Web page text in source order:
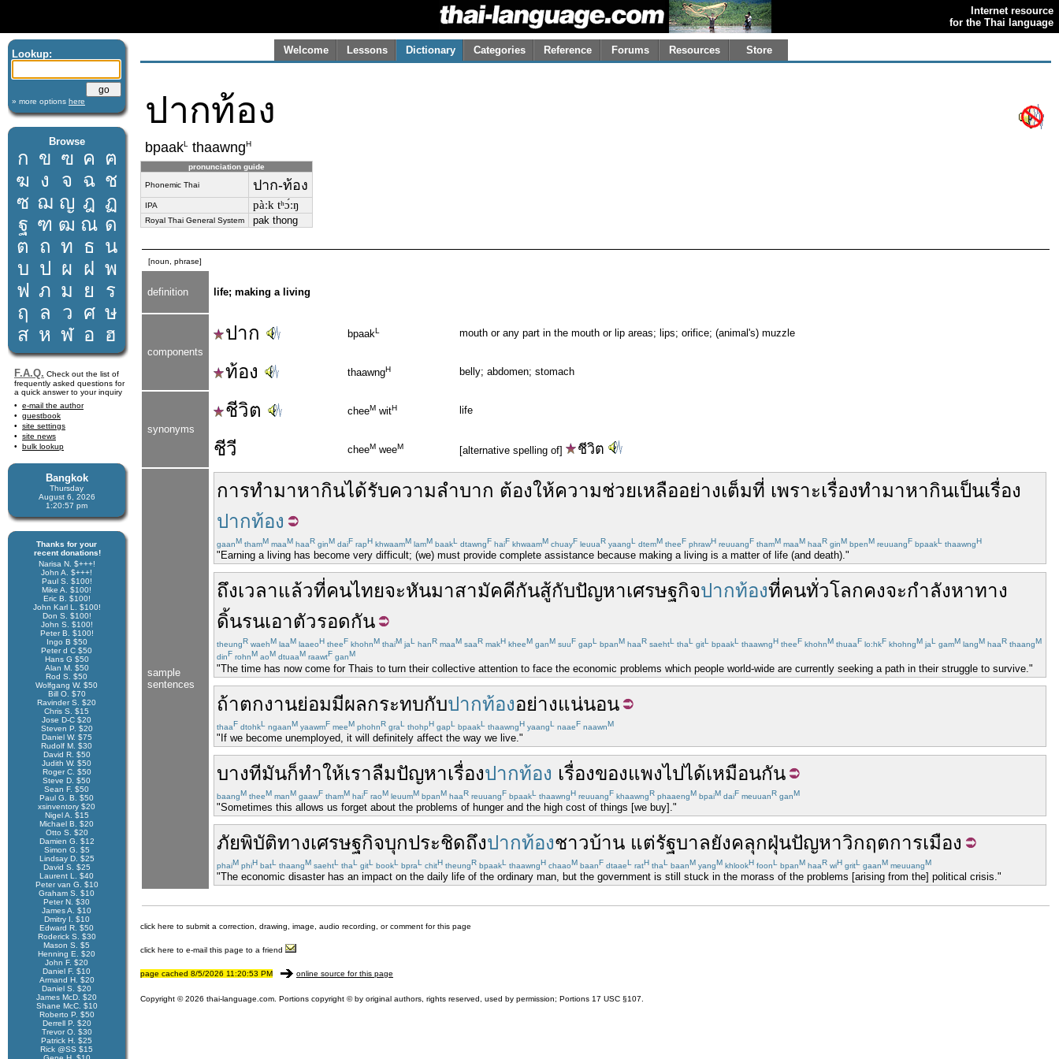
Internet resource
for the Thai language
Lookup:
» more options here
Browse
ก ข ฃ ค ฅ
ฆ ง จ ฉ ช
ซ ฌ ญ ฎ ฏ
ฐ ฑ ฒ ณ ด
ต ถ ท ธ น
บ ป ผ ฝ พ
ฟ ภ ม ย
ร
ฤ
ล ว ศ ษ
ส ห ฬ อ ฮ
F.A.Q. Check out the list of
frequently asked questions for
a quick answer to your inquiry
e-mail the author
guestbook
site settings
site news
bulk lookup
Bangkok
Thursday
August 6, 2026
1:20:57 pm
Thanks for your
recent donations!
Narisa N. $+++!
John A. $+++!
Paul S. $100!
Mike A. $100!
Eric B. $100!
John Karl L. $100!
Don S. $100!
John S. $100!
Peter B. $100!
Ingo B $50
Peter d C $50
Hans G $50
Alan M. $50
Rod S. $50
Wolfgang W. $50
Bill O. $70
Ravinder S. $20
Chris S. $15
Jose D-C $20
Steven P. $20
Daniel W. $75
Rudolf M. $30
David R. $50
Judith W. $50
Roger C. $50
Steve D. $50
Sean F. $50
Paul G. B. $50
xsinventory $20
Nigel A. $15
Michael B. $20
Otto S. $20
Damien G. $12
Simon G. $5
Lindsay D. $25
David S. $25
Laurent L. $40
Peter van G. $10
Graham S. $10
Peter N. $30
James A. $10
Dmitry I. $10
Edward R. $50
Roderick S. $30
Mason S. $5
Henning E. $20
John F. $20
Daniel F. $10
Armand H. $20
Daniel S. $20
James McD. $20
Shane McC. $10
Roberto P. $50
Derrell P. $20
Trevor O. $30
Patrick H. $25
Rick @SS $15
Welcome Lessons Dictionary Categories Reference Forums Resources Store
ปากท้อง
bpaakL thaawngH
pronunciation guide
Phonemic Thai ปาก-ท้อง
IPA pàːk tʰɔ́ːŋ
Royal Thai General System pak thong
[noun, phrase]
definition life; making a living
components
ปาก bpaakL mouth or any part in the mouth or lip areas; lips; orifice; (animal's) muzzle
ท้อง thaawngH belly; abdomen; stomach
synonyms
ชีวิต cheeM witH life
ชีวี cheeM weeM [alternative spelling of] ชีวิต
sample
sentences
การทำมาหากินได้รับความลำบาก ต้องให้ความช่วยเหลืออย่างเต็มที่ เพราะเรื่องทำมาหากินเป็นเรื่อง
ปากท้อง
gaanM thamM maaM haaR ginM daiF rapH khwaamM lamM baakL dtawngF haiF khwaamM chuayF leuuaR yaangL dtemM theeF phrawH reuuangF thamM maaM haaR ginM bpenM reuuangF bpaakL thaawngH
"Earning a living has become very difficult; (we) must provide complete assistance because making a living is a matter of life (and death)."
ถึงเวลาแล้วที่คนไทยจะหันมาสามัคคีกันสู้กับปัญหาเศรษฐกิจปากท้องที่คนทั่วโลกคงจะกำลังหาทาง
ดิ้นรนเอาตัวรอดกัน
theungR waehM laaM laaeoH theeF khohnM thaiM jaL hanR maaM saaR makH kheeM ganM suuF gapL bpanM haaR saehtL thaL gitL bpaakL thaawngH theeF khohnM thuaaF lo:hkF khohngM jaL gamM langM haaR thaangM
dinF rohnM aoM dtuaaM raawtF ganM
"The time has now come for Thais to turn their collective attention to face the economic problems which people world-wide are currently seeking a path in their struggle to survive."
ถ้าตกงานย่อมมีผลกระทบกับปากท้องอย่างแน่นอน
thaaF dtohkL ngaanM yaawmF meeM phohnR graL thohpH gapL bpaakL thaawngH yaangL naaeF naawnM
"If we become unemployed, it will definitely affect the way we live."
บางทีมันก็ทำให้เราลืมปัญหาเรื่องปากท้อง เรื่องของแพงไปได้เหมือนกัน
baangM theeM manM gaawF thamM haiF raoM leuumM bpanM haaR reuuangF bpaakL thaawngH reuuangF khaawngR phaaengM bpaiM daiF meuuanR ganM
"Sometimes this allows us forget about the problems of hunger and the high cost of things [we buy]."
ภัยพิบัติทางเศรษฐกิจบุกประชิดถึงปากท้องชาวบ้าน แต่รัฐบาลยังคลุกฝุ่นปัญหาวิกฤตการเมือง
phaiM phiH batL thaangM saehtL thaL gitL bookL bpraL chitH theungR bpaakL thaawngH chaaoM baanF dtaaeL ratH thaL baanM yangM khlookH foonL bpanM haaR wiH gritL gaanM meuuangM
"The economic disaster has an impact on the daily life of the ordinary man, but the government is still stuck in the morass of the problems [arising from the] political crisis."
click here to submit a correction, drawing, image, audio recording, or comment for this page
click here to e-mail this page to a friend
page cached 8/5/2026 11:20:53 PM online source for this page
Copyright © 2026 thai-language.com. Portions copyright © by original authors, rights reserved, used by permission; Portions 17 USC §107